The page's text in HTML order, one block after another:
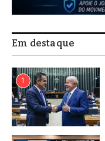
Em destaque
1